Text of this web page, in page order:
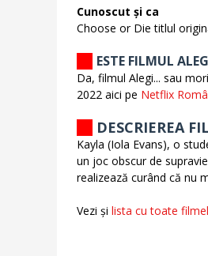
Cunoscut și ca
Choose or Die titlul
ESTE FILMUL
Da, filmul Alegi... sau
2022 aici pe Netflix
DESCRIEREA
Kayla (Iola Evans), o
un joc obscur de
realizează curând că nu
Vezi și lista cu toate